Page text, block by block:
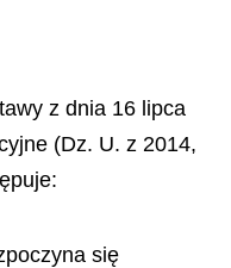
z dnia 16 lipca
(Dz. U. z 2014,
się